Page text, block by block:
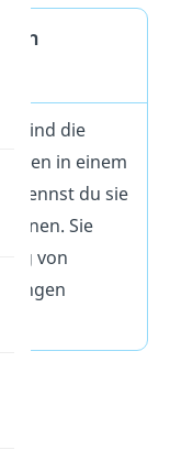
sind die
in einem
nennst du sie
Sie
von